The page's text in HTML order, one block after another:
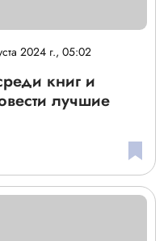
2024 г., 05:02
книг и
лучшие